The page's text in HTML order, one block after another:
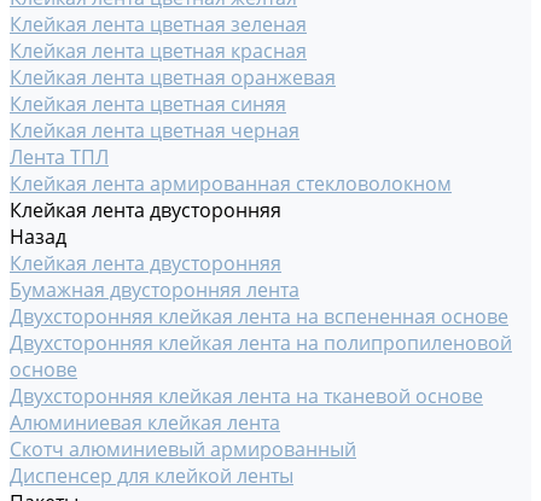
Клейкая лента цветная зеленая
Клейкая лента цветная красная
Клейкая лента цветная оранжевая
Клейкая лента цветная синяя
Клейкая лента цветная черная
Лента ТПЛ
Клейкая лента армированная стекловолокном
Клейкая лента двусторонняя
Назад
Клейкая лента двусторонняя
Бумажная двусторонняя лента
Двухсторонняя клейкая лента на вспененная основе
Двухсторонняя клейкая лента на полипропиленовой
основе
Двухсторонняя клейкая лента на тканевой основе
Алюминиевая клейкая лента
Скотч алюминиевый армированный
Диспенсер для клейкой ленты